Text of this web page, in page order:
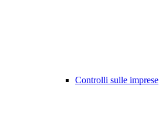
Controlli sulle imprese